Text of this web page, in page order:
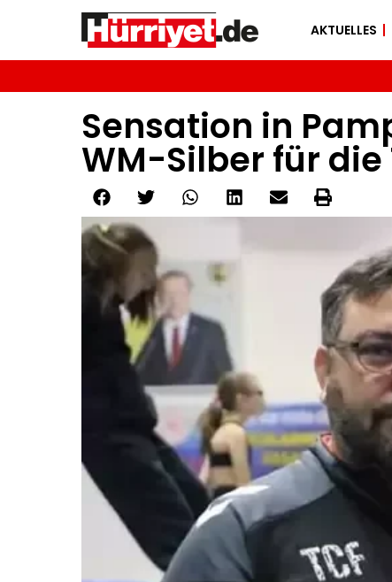
AKTUELLES
Sensation in
WM-Silber für die